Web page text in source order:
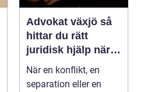
Advokat växjö så
hittar du rätt
juridisk hjälp när
livet förändras
När en konflikt, en
separation eller en